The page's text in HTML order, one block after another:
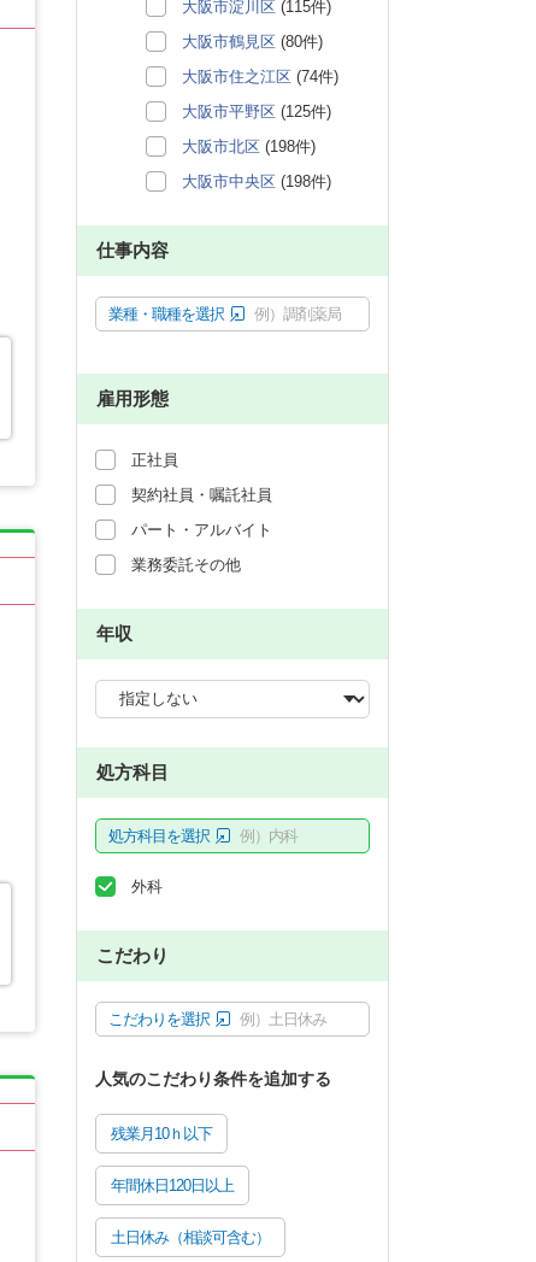
大阪市淀川区 (115件)
大阪市鶴見区 (80件)
大阪市住之江区 (74件)
大阪市平野区 (125件)
大阪市北区 (198件)
大阪市中央区 (198件)
仕事内容
業種・職種を選択 例）調剤薬局
雇用形態
正社員
契約社員・嘱託社員
パート・アルバイト
業務委託その他
年収
処方科目
処方科目を選択 例）内科
外科
こだわり
こだわりを選択 例）土日休み
人気のこだわり条件を追加する
残業月10ｈ以下
年間休日120日以上
土日休み（相談可含む）